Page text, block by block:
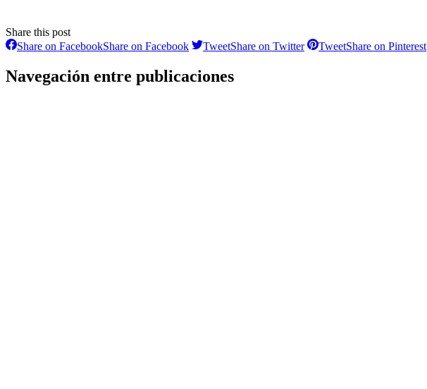
Share this post
Share on FacebookShare on Facebook TweetShare on Twitter TweetShare on Pinterest
Navegación entre publicaciones